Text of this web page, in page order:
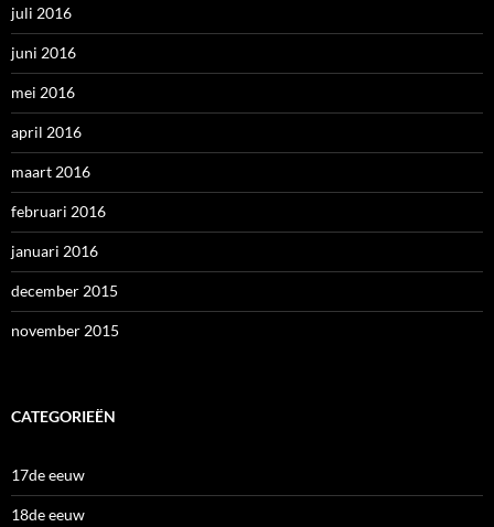
juli 2016
juni 2016
mei 2016
april 2016
maart 2016
februari 2016
januari 2016
december 2015
november 2015
CATEGORIEËN
17de eeuw
18de eeuw